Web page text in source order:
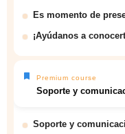
Es momento de
¡Ayúdanos a
Premium course
Soporte y
Soporte y